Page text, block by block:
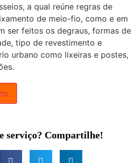
a qual reúne regras de
de meio-fio, como e em
ser feitos os degraus, formas de
tipo de revestimento e
urbano como lixeiras e postes,
serviço? Compartilhe!